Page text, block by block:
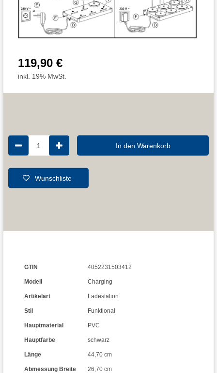
119,90 €
inkl. 19% MwSt.
1 In den Warenkorb
Wunschliste
GTIN 4052231503412
Modell Charging
Artikelart Ladestation
Stil Funktional
Hauptmaterial PVC
Hauptfarbe schwarz
Länge 44,70 cm
Abmessung Breite 26,70 cm